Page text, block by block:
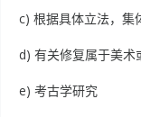
c) 根据具体立法，集
d) 有关修复属于美术
e) 考古学研究